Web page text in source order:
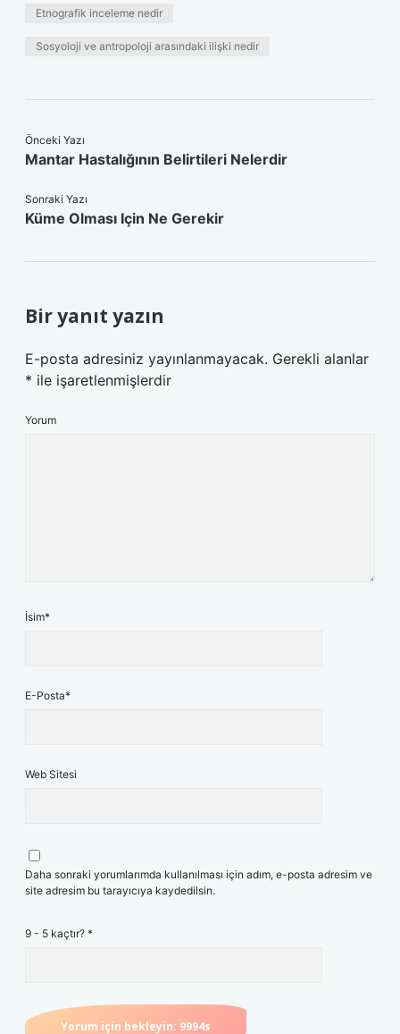
Etnografik inceleme nedir
Sosyoloji ve antropoloji arasındaki ilişki nedir
Önceki Yazı
Mantar Hastalığının Belirtileri Nelerdir
Sonraki Yazı
Küme Olması Için Ne Gerekir
Bir yanıt yazın
E-posta adresiniz yayınlanmayacak. Gerekli alanlar
* ile işaretlenmişlerdir
Yorum
İsim*
E-Posta*
Web Sitesi
Daha sonraki yorumlarımda kullanılması için adım, e-posta adresim ve
site adresim bu tarayıcıya kaydedilsin.
9 - 5 kaçtır? *